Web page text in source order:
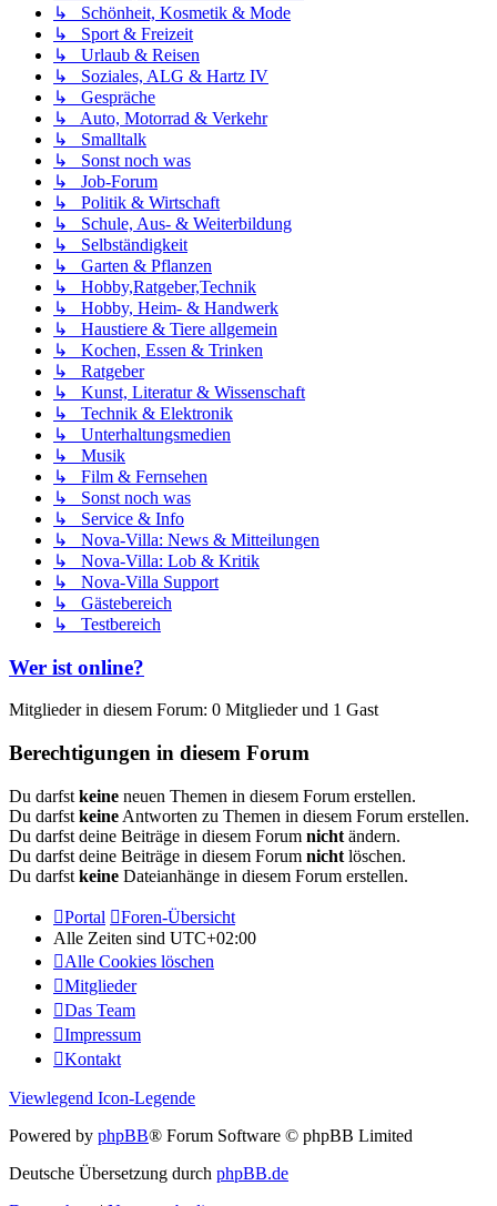
↳ Schönheit, Kosmetik & Mode
↳ Sport & Freizeit
↳ Urlaub & Reisen
↳ Soziales, ALG & Hartz IV
↳ Gespräche
↳ Auto, Motorrad & Verkehr
↳ Smalltalk
↳ Sonst noch was
↳ Job-Forum
↳ Politik & Wirtschaft
↳ Schule, Aus- & Weiterbildung
↳ Selbständigkeit
↳ Garten & Pflanzen
↳ Hobby,Ratgeber,Technik
↳ Hobby, Heim- & Handwerk
↳ Haustiere & Tiere allgemein
↳ Kochen, Essen & Trinken
↳ Ratgeber
↳ Kunst, Literatur & Wissenschaft
↳ Technik & Elektronik
↳ Unterhaltungsmedien
↳ Musik
↳ Film & Fernsehen
↳ Sonst noch was
↳ Service & Info
↳ Nova-Villa: News & Mitteilungen
↳ Nova-Villa: Lob & Kritik
↳ Nova-Villa Support
↳ Gästebereich
↳ Testbereich
Wer ist online?
Mitglieder in diesem Forum: 0 Mitglieder und 1 Gast
Berechtigungen in diesem Forum
Du darfst keine neuen Themen in diesem Forum erstellen.
Du darfst keine Antworten zu Themen in diesem Forum erstellen.
Du darfst deine Beiträge in diesem Forum nicht ändern.
Du darfst deine Beiträge in diesem Forum nicht löschen.
Du darfst keine Dateianhänge in diesem Forum erstellen.
Portal
Foren-Übersicht
Alle Zeiten sind UTC+02:00
Alle Cookies löschen
Mitglieder
Das Team
Impressum
Kontakt
Viewlegend Icon-Legende
Powered by phpBB® Forum Software © phpBB Limited
Deutsche Übersetzung durch phpBB.de